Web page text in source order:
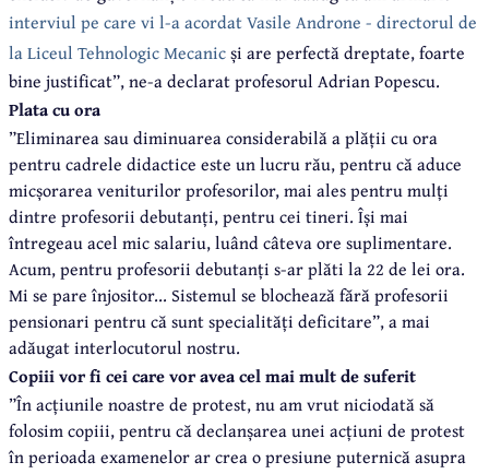
interviul pe care vi l-a acordat Vasile Androne - directorul de
la Liceul Tehnologic Mecanicși are perfectă dreptate, foarte
bine justificat”, ne-a declarat profesorul Adrian Popescu.
Plata cu ora
”Eliminarea sau diminuarea considerabilă a plății cu ora
pentru cadrele didactice este un lucru rău, pentru că aduce
micșorarea veniturilor profesorilor, mai ales pentru mulți
dintre profesorii debutanți, pentru cei tineri. Își mai
întregeau acel mic salariu, luând câteva ore suplimentare.
Acum, pentru profesorii debutanți s-ar plăti la 22 de lei ora.
Mi se pare înjositor... Sistemul se blochează fără profesorii
pensionari pentru că sunt specialități deficitare”, a mai
adăugat interlocutorul nostru.
Copiii vor fi cei care vor avea cel mai mult de suferit
”În acțiunile noastre de protest, nu am vrut niciodată să
folosim copiii, pentru că declanșarea unei acțiuni de protest
în perioada examenelor ar crea o presiune puternică asupra